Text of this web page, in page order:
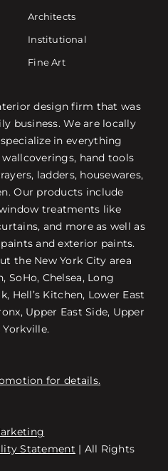
Architects
Institutional
Fine Art
design firm that was
business. We are locally
in everything
hand tools
ladders, housewares,
Our products include
treatments like
and more as well as
and exterior paints.
the New York City area
SoHo, Chelsea, Long
Hell’s Kitchen, Lower East
Upper East Side, Upper
for details.
Statement | All Rights